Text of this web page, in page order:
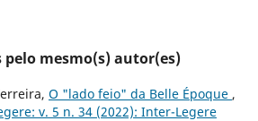
mesmo(s) autor(es)
O "lado feio" da Belle Époque ,
v. 5 n. 34 (2022): Inter-Legere